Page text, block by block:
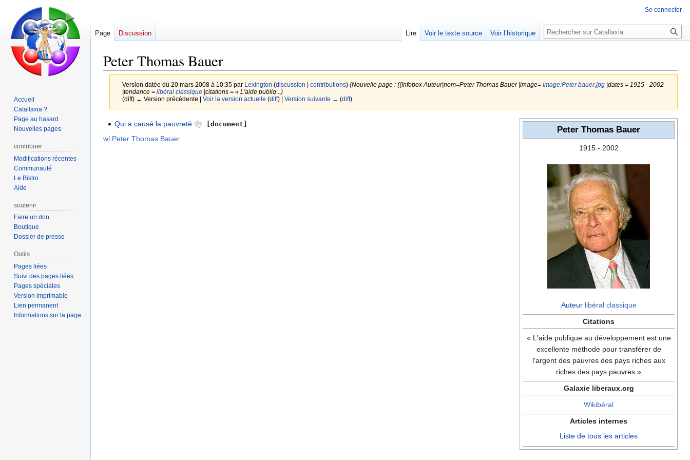
Peter Thomas Bauer
Version datée du 20 mars 2008 à 10:35 par Lexington (discussion contributions) (Nouvelle page : {{Infobox Auteur|nom=Peter Thomas Bauer |image= Image:Peter bauer.jpg|dates = 1915 - 2002
|tendance = libéral classique|citations = « L'aide publiq...)
(diff) ← Version précédente | Voir la version actuelle (diff) | Version suivante → (diff)
Aller
Aller
Peter Thomas Bauer
1915 - 2002
Auteur libéral classique
Citations
« L'aide publique au développement est une
excellente méthode pour transférer de
l'argent des pauvres des pays riches aux
riches des pays pauvres »
Galaxie liberaux.org
Wikibéral
Articles internes
Liste de tous les articles
Qui a causé la pauvreté [document]
wl:Peter Thomas Bauer
Se connecter
Page Discussion Lire Voir le texte source Voir l’historique Rechercher
Accueil
Catallaxia ?
Page au hasard
Nouvelles pages
contribuer
Modifications récentes
Communauté
Le Bistro
Aide
soutenir
Faire un don
Boutique
Dossier de presse
Outils
Pages liées
Suivi des pages liées
Pages spéciales
Version imprimable
Lien permanent
Informations sur la page